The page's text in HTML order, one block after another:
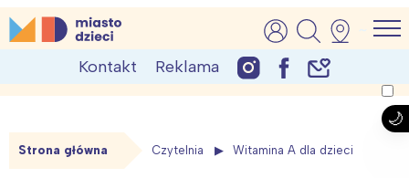
Skip
to
MiastoDzieci.pl
atrakcje dla dzieci, wydarzenia, imprezy rodzinne
Kontakt Reklama
Strona główna Czytelnia Witamina A dla dzieci